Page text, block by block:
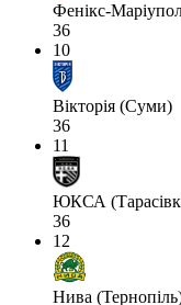
Фенікс-
36
10
Вікторія (Суми)
36
11
ЮКСА
36
12
Нива